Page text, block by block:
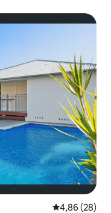
4,86 de uma
4,86 (28)